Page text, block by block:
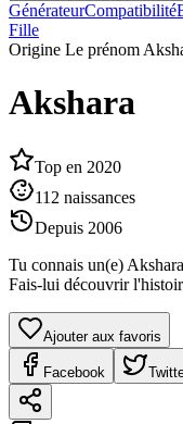
GénérateurCompatibilité
Fille
Origine Le prénom
Akshara
Top en 2020
112 naissances
Depuis 2006
Tu connais un(e) Akshara
Fais-lui découvrir
Ajouter aux favoris
Facebook